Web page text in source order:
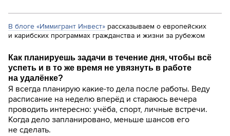
В блоге «Иммигрант Инвест» рассказываем о европейских
и карибских программах гражданства и жизни за рубежом
Как планируешь задачи в течение дня, чтобы всё
успеть и в то же время не увязнуть в работе
на удалёнке?
Я всегда планирую какие-то дела после работы. Веду
расписание на неделю вперёд и стараюсь вечера
проводить интересно: учёба, спорт, личные встречи.
Когда дело запланировано, меньше шансов его
не сделать.